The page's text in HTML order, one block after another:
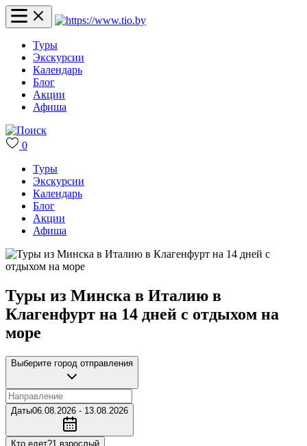
Туры
Экскурсии
Календарь
Блог
Акции
Афиша
0
Туры
Экскурсии
Календарь
Блог
Акции
Афиша
Туры из Минска в Италию в
Клагенфурт на 14 дней с отдыхом на
море
Выберите город отправления
Даты06.08.2026 - 13.08.2026
Кто едет?1 взрослый